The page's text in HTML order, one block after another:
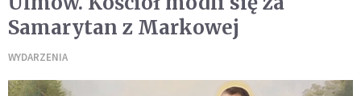
Samarytan z Markowej
WYDARZENIA